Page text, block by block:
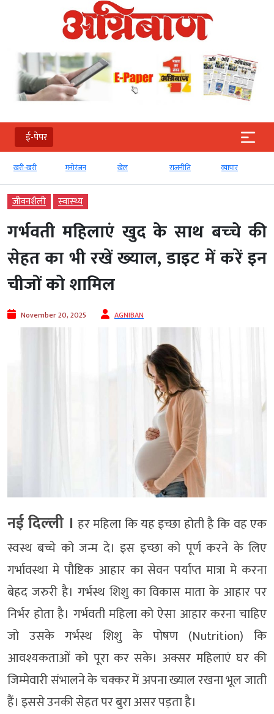
ई-पेपर
खरी-खरी मनोरंजन खेल राजनीति व्‍यापार
जीवनशैली स्‍वास्‍थ्‍य
गर्भवती महिलाएं खुद के साथ बच्‍चे की
सेहत का भी रखें ख्‍याल, डाइट में करें इन
चीजों को शामिल
November 20, 2025 AGNIBAN
नई दिल्‍ली । हर महिला कि यह इच्छा होती है कि वह एक
स्वस्थ बच्चे को जन्म दे। इस इच्छा को पूर्ण करने के लिए
गर्भावस्था मे पौष्टिक आहार का सेवन पर्याप्त मात्रा मे करना
बेहद जरुरी है। गर्भस्थ शिशु का विकास माता के आहार पर
निर्भर होता है। गर्भवती महिला को ऐसा आहार करना चाहिए
जो उसके गर्भस्थ शिशु के पोषण (Nutrition) कि
आवश्यकताओं को पूरा कर सके। अक्सर महिलाएं घर की
जिम्मेवारी संभालने के चक्कर में अपना ख्याल रखना भूल जाती
हैं। इससे उनकी सेहत पर बुरा असर पड़ता है।